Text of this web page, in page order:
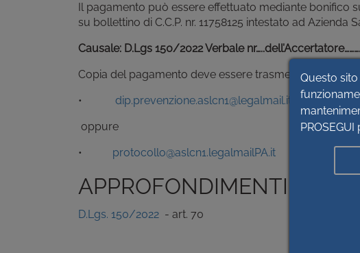
Il pagamento può essere effettuato mediante bonifico
su bollettino di C.C.P. nr. 11758125 intestato ad Azienda
Causale: D.Lgs 150/2022 Verbale
Copia del pagamento deve essere trasmessa all'ASL
• dip.prevenzione.aslcn1@legalmail.it
oppure
• protocollo@aslcn1.legalmailPA.it
APPROFONDIMENTI
D.Lgs. 150/2022 - art. 70
Questo